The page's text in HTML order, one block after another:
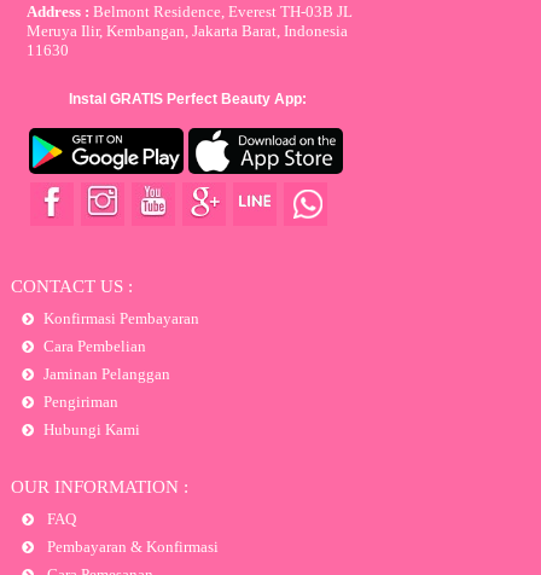
Address : Belmont Residence, Everest TH-03B JL
Meruya Ilir, Kembangan, Jakarta Barat, Indonesia
11630
Instal GRATIS Perfect Beauty App:
CONTACT US :
Konfirmasi Pembayaran
Cara Pembelian
Jaminan Pelanggan
Pengiriman
Hubungi Kami
OUR INFORMATION :
FAQ
Pembayaran & Konfirmasi